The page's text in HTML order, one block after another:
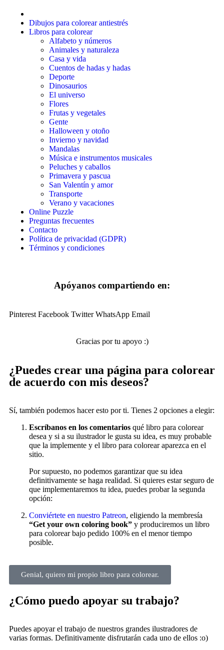
Halloween y otoño
Invierno y navidad
Música e instrumentos musicales
Peluches y caballos
Primavera y pascua
San Valentín y amor
Verano y vacaciones
Libros para colorear para niños
Sin categorizar
Dibujos para colorear antiestrés
Libros para colorear
Alfabeto y números
Animales y naturaleza
Casa y vida
Cuentos de hadas y hadas
Deporte
Dinosaurios
El universo
Flores
Frutas y vegetales
Gente
Halloween y otoño
Invierno y navidad
Mandalas
Música e instrumentos musicales
Peluches y caballos
Primavera y pascua
San Valentín y amor
Transporte
Verano y vacaciones
Online Puzzle
Preguntas frecuentes
Contacto
Política de privacidad (GDPR)
Términos y condiciones
Apóyanos compartiendo en:
Pinterest Facebook Twitter WhatsApp Email
Gracias por tu apoyo :)
¿Puedes crear una página para colorear
de acuerdo con mis deseos?
Sí, también podemos hacer esto por ti. Tienes 2 opciones a elegir:
Escríbanos en los comentarios qué libro para colorear
desea y si a su ilustrador le gusta su idea, es muy probable
que la implemente y el libro para colorear aparezca en el
sitio.
Por supuesto, no podemos garantizar que su idea
definitivamente se haga realidad. Si quieres estar seguro de
que implementaremos tu idea, puedes probar la segunda
opción:
Conviértete en nuestro Patreon, eligiendo la membresía
“Get your own coloring book” y produciremos un libro
para colorear bajo pedido 100% en el menor tiempo
posible.
Genial, quiero mi propio libro para colorear.
¿Cómo puedo apoyar su trabajo?
Puedes apoyar el trabajo de nuestros grandes ilustradores de
varias formas. Definitivamente disfrutarán cada uno de ellos :o)